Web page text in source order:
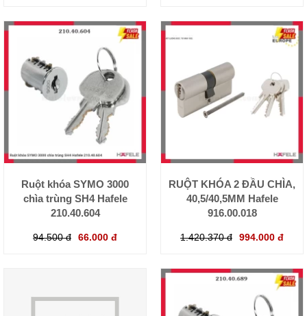
Ruột khóa SYMO 3000
chìa trùng SH4 Hafele
210.40.604
94.500 đ 66.000 đ
RUỘT KHÓA 2 ĐẦU CHÌA,
40,5/40,5MM Hafele
916.00.018
1.420.370 đ 994.000 đ